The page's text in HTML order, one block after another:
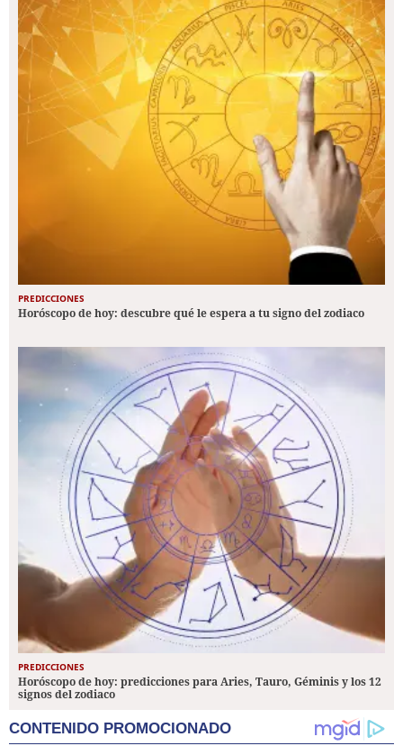
PREDICCIONES
Horóscopo de hoy: descubre qué le espera a tu signo del zodiaco
PREDICCIONES
Horóscopo de hoy: predicciones para Aries, Tauro, Géminis y los 12
signos del zodiaco
CONTENIDO PROMOCIONADO